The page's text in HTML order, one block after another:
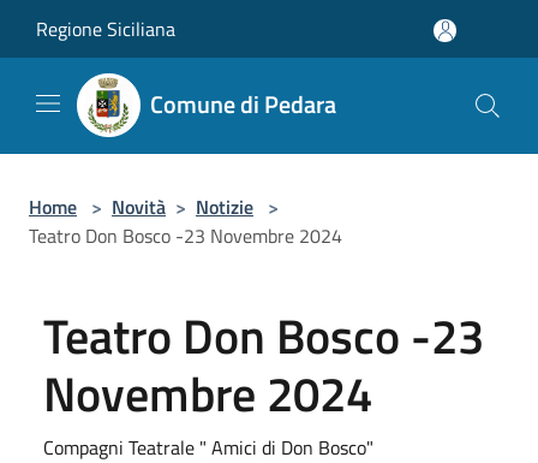
Regione Siciliana
Comune di Pedara
Home > Novità > Notizie >
Teatro Don Bosco -23 Novembre 2024
Teatro Don Bosco -23
Novembre 2024
Compagni Teatrale " Amici di Don Bosco"